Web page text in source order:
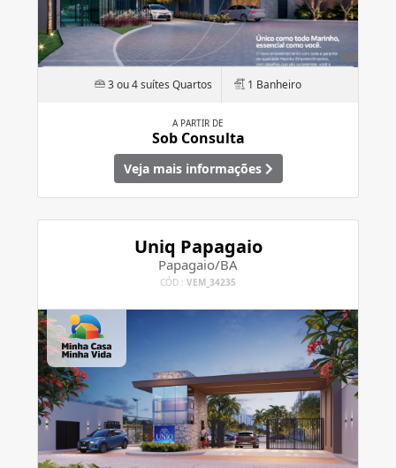
3 ou 4 suítes Quartos 1 Banheiro
A PARTIR DE
Sob Consulta
Veja mais informações
Uniq Papagaio
Papagaio/BA
CÓD.: VEM_34235